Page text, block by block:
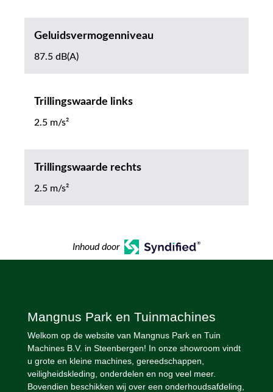
Geluidsvermogenniveau
87.5 dB(A)
Trillingswaarde links
2.5 m/s²
Trillingswaarde rechts
2.5 m/s²
Inhoud door
Mangnus Park en Tuinmachines
Welkom op de website van Mangnus Park en Tuin
Machines B.V. in Steenbergen! In onze showroom vindt
u grote en kleine machines, gereedschappen,
veiligheidskleding, onderdelen en nog veel meer.
Bovendien beschikken wij over een onderhoudsafdeling,